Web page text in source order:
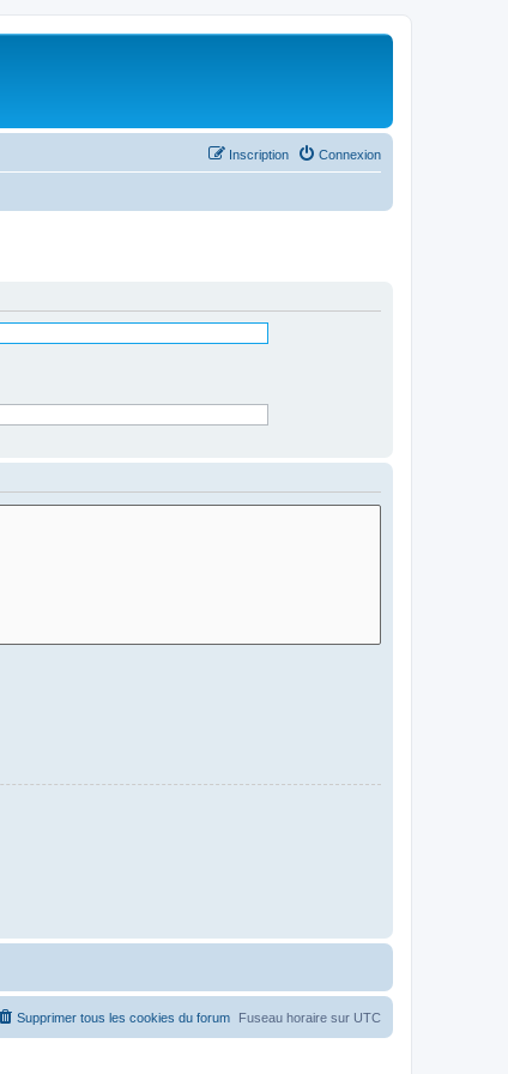
Connexion
Inscription
Fuseau horaire sur UTC
Supprimer tous les cookies du forum